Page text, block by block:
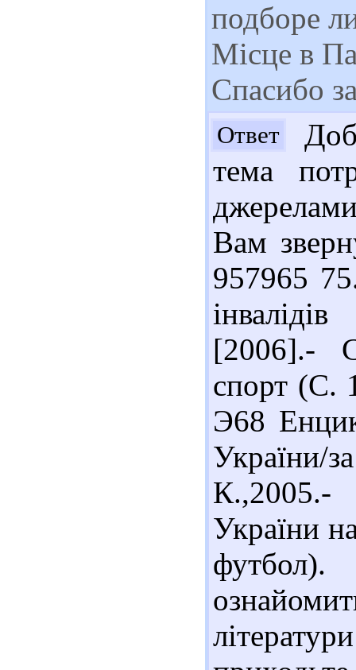
подборе
Місце в
Спасибо
Ответ
тема
Вам
957965
[2006].-
спорт (С.
Э68
України